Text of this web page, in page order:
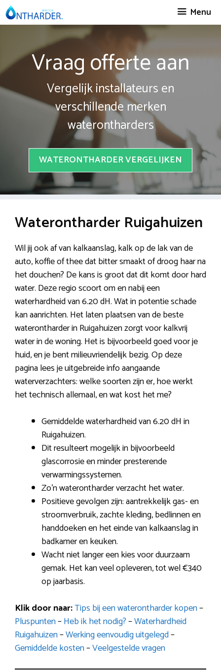
Spring
naar
Menu
Vraag offerte aan
Vergelijk installateurs en
verschillende merken
waterontharders
WATERONTHARDER VERGELIJKEN
Waterontharder Ruigahuizen
Wil jij ook af van kalkaanslag, kalk op de lak van de
auto, koffie of thee dat bitter smaakt of droog haar na
het douchen? De kans is groot dat dit komt door hard
water. Deze regio scoort om en nabij een
waterhardheid van 6.20 dH. Wat in potentie schade
kan aanrichten. Het laten plaatsen van de beste
waterontharder in Ruigahuizen zorgt voor kalkvrij
water in de woning. Het is bijvoorbeeld goed voor je
huid, en je bent milieuvriendelijk bezig. Op deze
pagina lees je uitgebreide info aangaande
waterverzachters: welke soorten zijn er, hoe werkt
het technisch allemaal, en wat kost het me?
Gemiddelde waterhardheid van 6.20 dH in
Ruigahuizen.
Dit resulteert mogelijk in bijvoorbeeld
glascorrosie en minder presterende
verwarmingssystemen.
Zo’n waterontharder verzacht het water.
Positieve gevolgen zijn: aantrekkelijk gas- en
stroomverbruik, zachte kleding, bedlinnen en
handdoeken en het einde van kalkaanslag in
badkamer en keuken.
Wacht niet langer een kies voor duurzaam
gemak. Het kan veel opleveren, tot wel €340
op jaarbasis.
Klik door naar:Tips bij een waterontharder kopen–
Pluspunten–Heb ik het nodig?–Waterhardheid
Ruigahuizen–Werking eenvoudig uitgelegd–
Gemiddelde kosten–Veelgestelde vragen